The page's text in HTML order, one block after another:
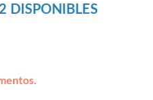
DISPONIBLES